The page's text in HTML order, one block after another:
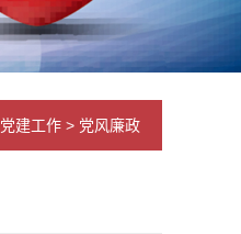
党建工作 > 党风廉政